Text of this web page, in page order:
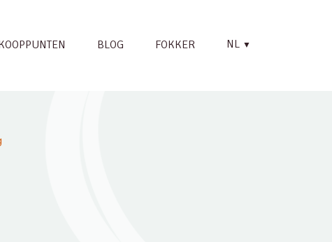
BLOG FOKKER NL ▼